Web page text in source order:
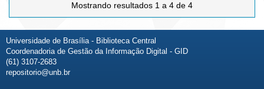
Mostrando resultados 1 a 4 de 4
Universidade de Brasília - Biblioteca Central
Coordenadoria de Gestão da Informação Digital - GID
(61) 3107-2683
repositorio@unb.br